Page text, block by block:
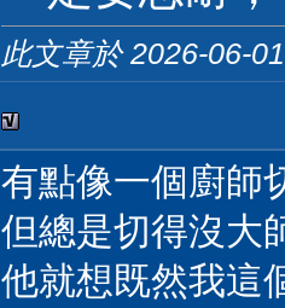
此文章於 2026-06-
有點像一個廚師
但總是切得沒大
他就想既然我這